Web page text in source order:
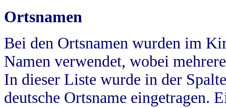
Ortsnamen
Bei den Ortsnamen wurden im
Namen verwendet, wobei
In dieser Liste wurde in der
deutsche Ortsname eingetragen.